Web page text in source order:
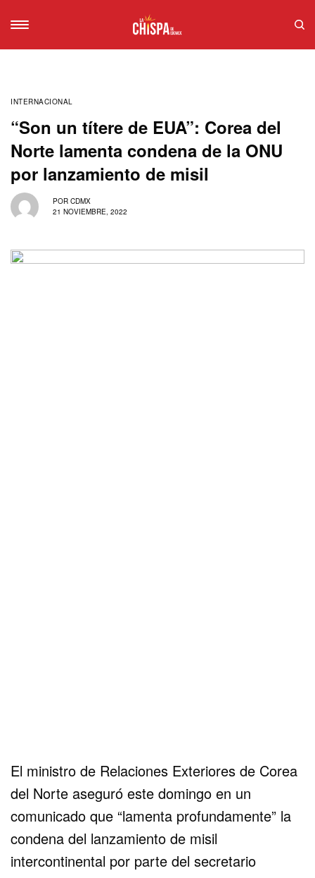
INTERNACIONAL
“Son un títere de EUA”: Corea del
Norte lamenta condena de la ONU
por lanzamiento de misil
POR CDMX
21 NOVIEMBRE, 2022
El ministro de Relaciones Exteriores de Corea
del Norte aseguró este domingo en un
comunicado que “lamenta profundamente” la
condena del lanzamiento de misil
intercontinental por parte del secretario